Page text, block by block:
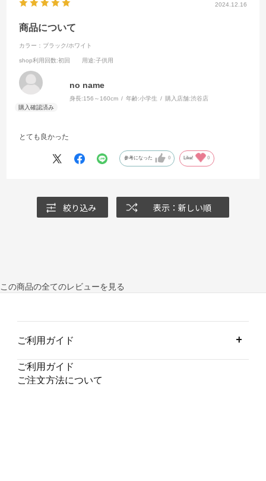
2024.12.16
商品について
カラー：ブラック/ホワイト
shop利用回数:初回 用途:子供用
no name
身長:156～160cm 年齢:小学生 購入店舗:渋谷店
とても良かった
参考になった 0 Like! 0
絞り込み 表示：新しい順
この商品の全てのレビューを見る
ご利用ガイド
ご利用ガイド
ご注文方法について